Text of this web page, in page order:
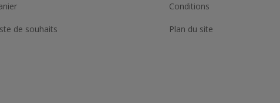
de souhaits
Conditions
Plan du site